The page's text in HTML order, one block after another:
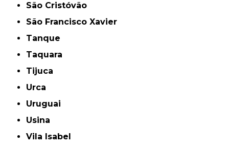
São Cristóvão
São Francisco Xavier
Tanque
Taquara
Tijuca
Urca
Uruguai
Usina
Vila Isabel